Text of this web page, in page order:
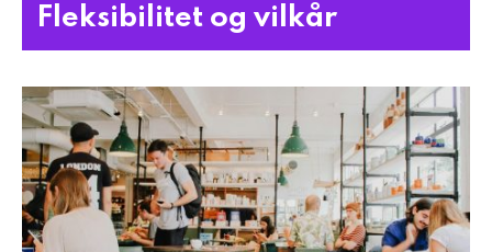
Fleksibilitet og vilkår